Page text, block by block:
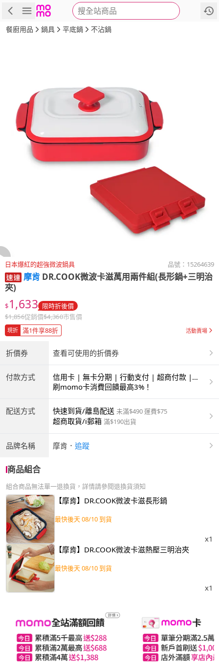
搜全站商品
商品 評價 詳情
餐廚用品 鍋具 平底鍋 不沾鍋
日本爆紅的超強微波鍋具 品號： 15264639
摩肯 DR.COOK微波卡滋萬用兩件組(長形鍋+三明治
夾)
$1,633 限時折後價
$1,856促銷價$4,360市售價
現折 滿1件享88折 活動賣場
折價券 查看可使用的折價券
付款方式
信用卡 | 無卡分期 | 行動支付 | 超商付款 |
ATM | 銀聯卡
刷momo卡消費回饋最高3%！
配送方式 快速到貨/離島配送 未滿$490 運費$75
超商取貨/i郵箱 滿$190出貨
品牌名稱 摩肯 ． 追蹤
商品組合
組合商品無法單一退換貨，詳情請參閱退換貨須知
【摩肯】DR.COOK微波卡滋長形鍋
最快後天 08/10 到貨
x1
【摩肯】DR.COOK微波卡滋熱壓三明治夾
最快後天 08/10 到貨
x1